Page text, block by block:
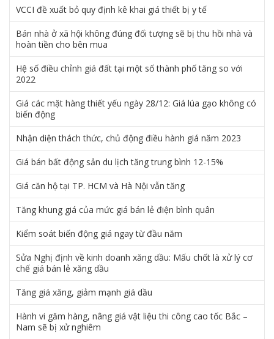
VCCI đề xuất bỏ quy định kê khai giá thiết bị y tế
Bán nhà ở xã hội không đúng đối tượng sẽ bị thu hồi nhà và
hoàn tiền cho bên mua
Hệ số điều chỉnh giá đất tại một số thành phố tăng so với
2022
Giá các mặt hàng thiết yếu ngày 28/12: Giá lúa gạo không có
biến động
Nhận diện thách thức, chủ động điều hành giá năm 2023
Giá bán bất động sản du lịch tăng trung bình 12-15%
Giá căn hộ tại TP. HCM và Hà Nội vẫn tăng
Tăng khung giá của mức giá bán lẻ điện bình quân
Kiểm soát biến động giá ngay từ đầu năm
Sửa Nghị định về kinh doanh xăng dầu: Mấu chốt là xử lý cơ
chế giá bán lẻ xăng dầu
Tăng giá xăng, giảm mạnh giá dầu
Hành vi găm hàng, nâng giá vật liệu thi công cao tốc Bắc –
Nam sẽ bị xử nghiêm